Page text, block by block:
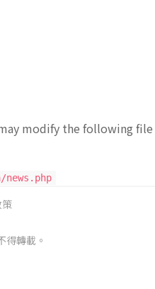
modify the following file
news.php
得轉載。